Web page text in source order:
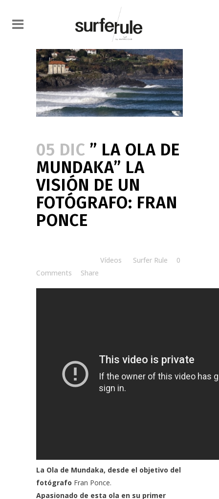
05 DIC ” LA OLA DE
MUNDAKA” LA
VISIÓN DE UN
FOTÓGRAFO: FRAN
PONCE
Vídeos Surfer Rule
0
Comments
Share
La Ola de Mundaka, desde el objetivo del
fotógrafo Fran Ponce.
Apasionado de esta ola en su primer